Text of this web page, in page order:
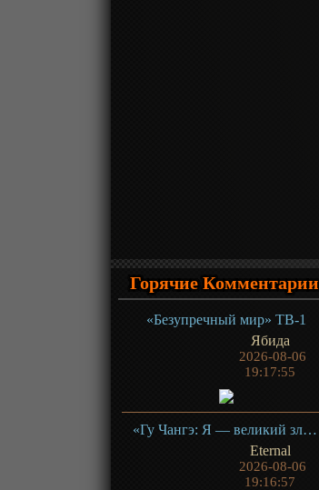
Горячие Комментарии
«Безупречный мир» ТВ-1
Ябида
2026-08-06
19:17:55
«Гу Чангэ: Я — великий злодей Небесной Судьбы» ТВ-1
Eternal
2026-08-06
19:16:57